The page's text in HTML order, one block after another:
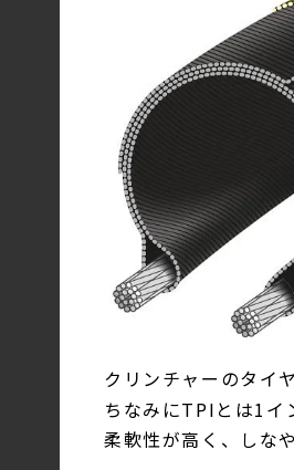
クリンチャーのタイ
ちなみにTPIとは1イ
柔軟性が高く、しな